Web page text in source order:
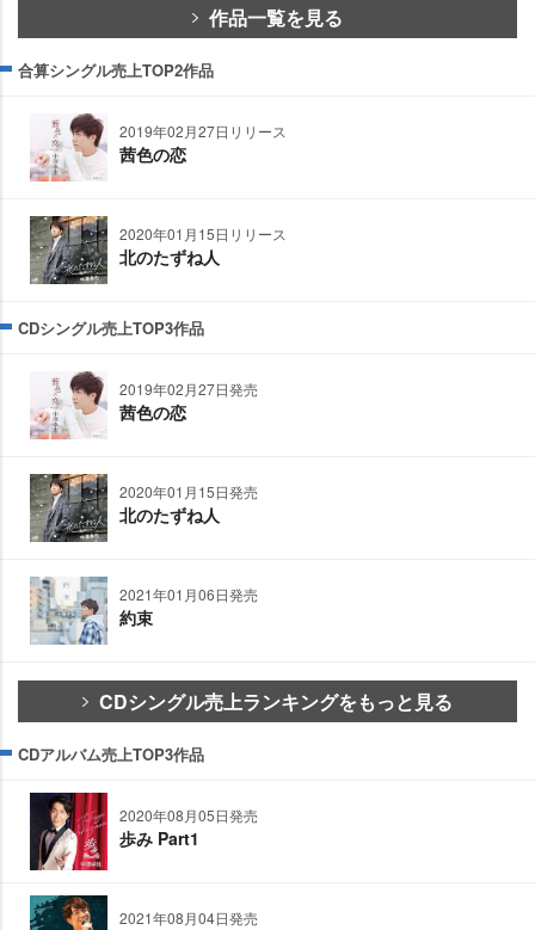
作品一覧を見る
合算シングル売上TOP2作品
2019年02月27日リリース
茜色の恋
2020年01月15日リリース
北のたずね人
CDシングル売上TOP3作品
2019年02月27日発売
茜色の恋
2020年01月15日発売
北のたずね人
2021年01月06日発売
約束
CDシングル売上ランキングをもっと見る
CDアルバム売上TOP3作品
2020年08月05日発売
歩み Part1
2021年08月04日発売